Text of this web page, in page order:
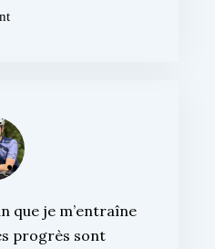
que je m’entraîne
progrès sont